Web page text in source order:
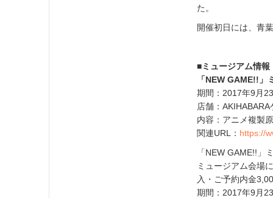
た。
開催初日には、青
■ミュージアム情報
「NEW GAME!!
期間：2017年9月
店舗：
内容：アニメ複製
関連URL： https://
「NEW GAME!!」
ミュージアム会場
入・ご予約内金
期間：2017年9月